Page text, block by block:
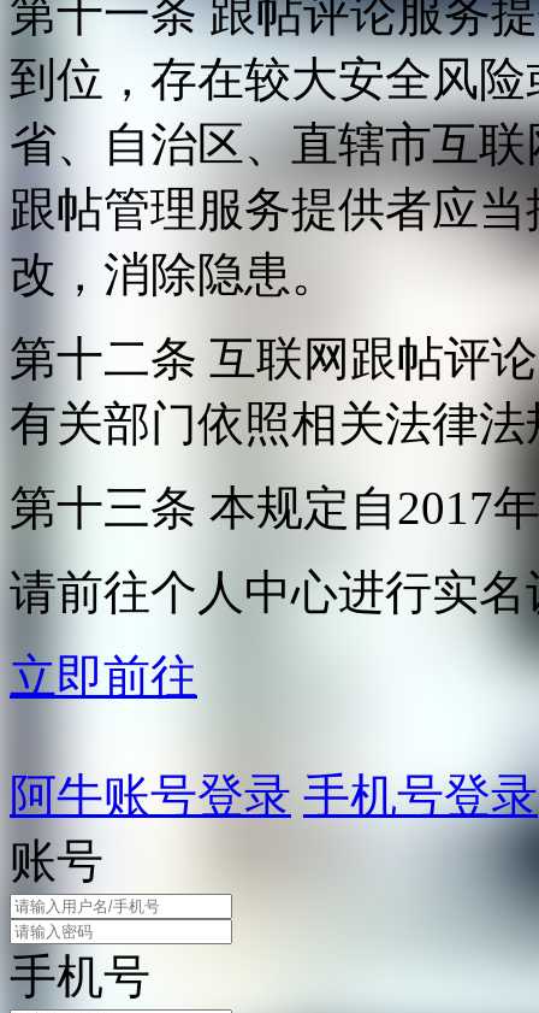
第十一条 跟帖评论服务
到位，存在较大安全风
省、自治区、直辖市互
跟帖管理服务提供者应
改，消除隐患。
第十二条 互联网跟帖评
有关部门依照相关法律
第十三条 本规定自2017
请前往个人中心进行实名
立即前往
阿牛账号登录 手机号登录
账号
手机号